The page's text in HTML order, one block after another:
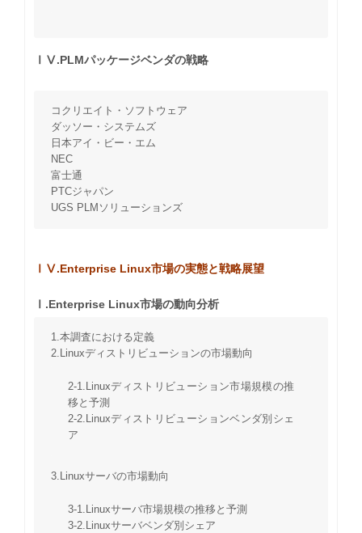
ⅠⅤ.PLMパッケージベンダの戦略
コクリエイト・ソフトウェア
ダッソー・システムズ
日本アイ・ビー・エム
NEC
富士通
PTCジャパン
UGS PLMソリューションズ
ⅠⅤ.Enterprise Linux市場の実態と戦略展望
Ⅰ.Enterprise Linux市場の動向分析
1.本調査における定義
2.Linuxディストリビューションの市場動向
2-1.Linuxディストリビューション市場規模の推
移と予測
2-2.Linuxディストリビューションベンダ別シェ
ア
3.Linuxサーバの市場動向
3-1.Linuxサーバ市場規模の推移と予測
3-2.Linuxサーバベンダ別シェア